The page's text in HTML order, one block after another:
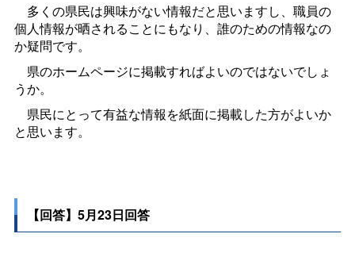
多くの県民は興味がない情報だと思いますし、職員の
個人情報が晒されることにもなり、誰のための情報なの
か疑問です。
県のホームページに掲載すればよいのではないでしょ
うか。
県民にとって有益な情報を紙面に掲載した方がよいか
と思います。
【回答】5月23日回答